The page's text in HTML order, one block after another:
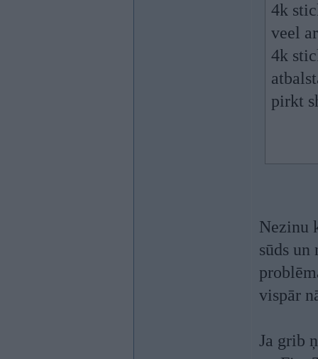
4k
veel
4k
pirkt
Nezinu
sūds
vispār
Ja grib